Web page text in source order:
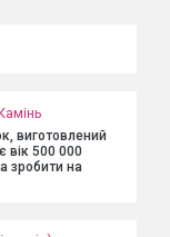
виготовлений
вік 500 000
зробити на